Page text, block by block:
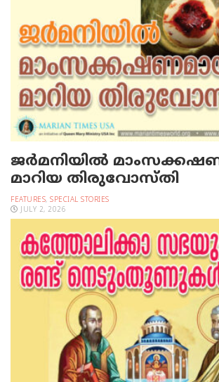
ജര്‍മനിയില്‍
മാറിയ തിരുവോസ്തി
FEATURES, SPECIAL STORIES
JULY 2, 2026